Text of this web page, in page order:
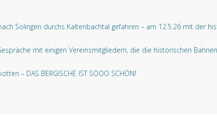
Solingen durchs Kaltenbachtal gefahren – am 12.5.26 mit der
mit einigen Vereinsmitgliedern, die die historischen
– DAS BERGISCHE IST SOOO SCHÖN!